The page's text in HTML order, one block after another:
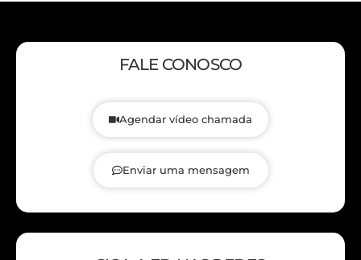
FALE CONOSCO
Agendar vídeo chamada
Enviar uma mensagem